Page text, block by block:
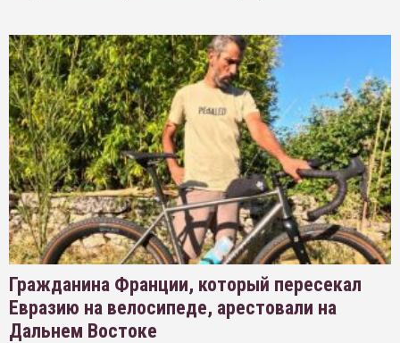
Гражданина Франции, который пересекал
Евразию на велосипеде, арестовали на
Дальнем Востоке